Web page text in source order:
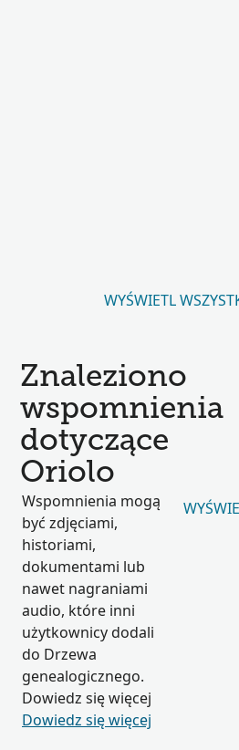
WYŚWIETL
Znaleziono
wspomnienia
dotyczące
Oriolo
Wspomnienia mogą
być zdjęciami,
historiami,
dokumentami lub
nawet nagraniami
audio, które inni
użytkownicy dodali
do Drzewa
genealogicznego.
Dowiedz się więcej
Dowiedz się więcej